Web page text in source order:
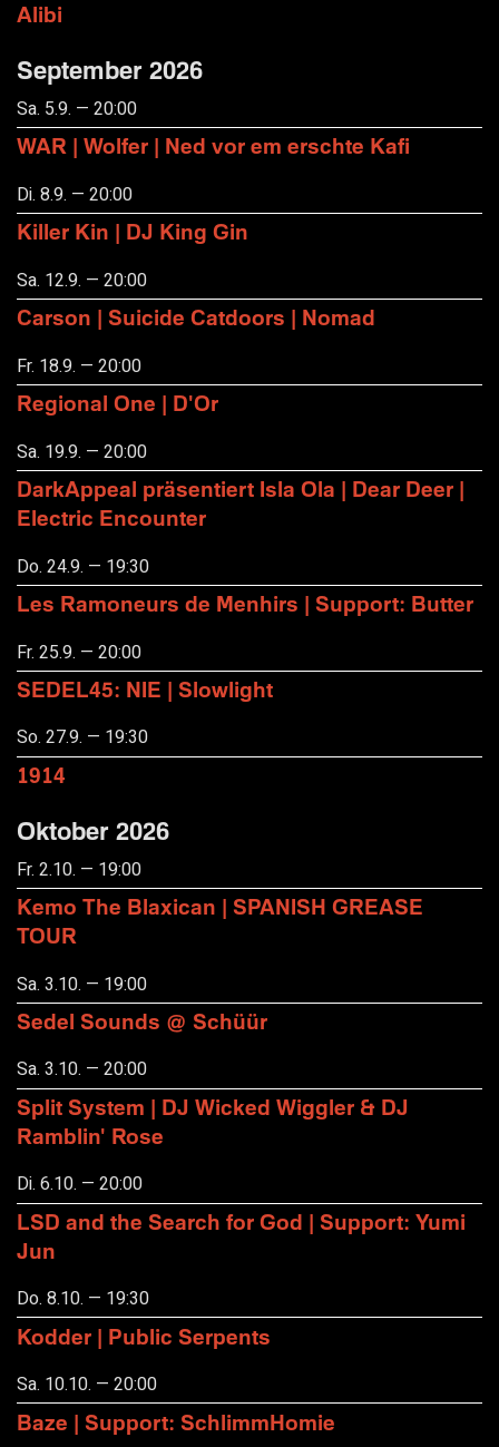
Alibi
September 2026
Sa. 5.9. — 20:00
WAR | Wolfer | Ned vor em erschte Kafi
Di. 8.9. — 20:00
Killer Kin | DJ King Gin
Sa. 12.9. — 20:00
Carson | Suicide Catdoors | Nomad
Fr. 18.9. — 20:00
Regional One | D'Or
Sa. 19.9. — 20:00
DarkAppeal präsentiert Isla Ola | Dear Deer |
Electric Encounter
Do. 24.9. — 19:30
Les Ramoneurs de Menhirs | Support: Butter
Fr. 25.9. — 20:00
SEDEL45: NIE | Slowlight
So. 27.9. — 19:30
1914
Oktober 2026
Fr. 2.10. — 19:00
Kemo The Blaxican | SPANISH GREASE
TOUR
Sa. 3.10. — 19:00
Sedel Sounds @ Schüür
Sa. 3.10. — 20:00
Split System | DJ Wicked Wiggler & DJ
Ramblin' Rose
Di. 6.10. — 20:00
LSD and the Search for God | Support: Yumi
Jun
Do. 8.10. — 19:30
Kodder | Public Serpents
Sa. 10.10. — 20:00
Baze | Support: SchlimmHomie